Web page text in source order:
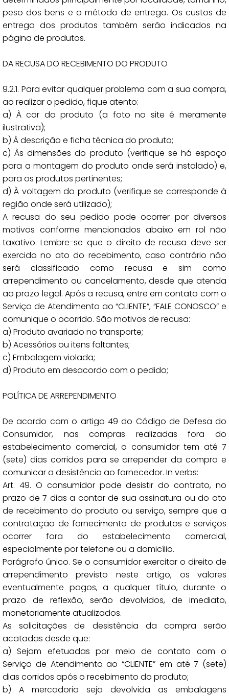
peso dos bens e o método de entrega. Os custos de
entrega dos produtos também serão indicados na
página de produtos.
DA RECUSA DO RECEBIMENTO DO PRODUTO
9.2.1. Para evitar qualquer problema com a sua compra,
ao realizar o pedido, fique atento:
a) À cor do produto (a foto no site é meramente
ilustrativa);
b) À descrição e ficha técnica do produto;
c) Às dimensões do produto (verifique se há espaço
para a montagem do produto onde será instalado) e,
para os produtos pertinentes;
d) À voltagem do produto (verifique se corresponde à
região onde será utilizado);
A recusa do seu pedido pode ocorrer por diversos
motivos conforme mencionados abaixo em rol não
taxativo. Lembre-se que o direito de recusa deve ser
exercido no ato do recebimento, caso contrário não
será classificado como recusa e sim como
arrependimento ou cancelamento, desde que atenda
ao prazo legal. Após a recusa, entre em contato com o
Serviço de Atendimento ao “CLIENTE”, “FALE CONOSCO” e
comunique o ocorrido. São motivos de recusa:
a) Produto avariado no transporte;
b) Acessórios ou itens faltantes;
c) Embalagem violada;
d) Produto em desacordo com o pedido;
POLÍTICA DE ARREPENDIMENTO
De acordo com o artigo 49 do Código de Defesa do
Consumidor, nas compras realizadas fora do
estabelecimento comercial, o consumidor tem até 7
(sete) dias corridos para se arrepender da compra e
comunicar a desistência ao fornecedor. In verbs:
Art. 49. O consumidor pode desistir do contrato, no
prazo de 7 dias a contar de sua assinatura ou do ato
de recebimento do produto ou serviço, sempre que a
contratação de fornecimento de produtos e serviços
ocorrer fora do estabelecimento comercial,
especialmente por telefone ou a domicílio.
Parágrafo único. Se o consumidor exercitar o direito de
arrependimento previsto neste artigo, os valores
eventualmente pagos, a qualquer título, durante o
prazo de reflexão, serão devolvidos, de imediato,
monetariamente atualizados.
As solicitações de desistência da compra serão
acatadas desde que:
a) Sejam efetuadas por meio de contato com o
Serviço de Atendimento ao “CLIENTE” em até 7 (sete)
dias corridos após o recebimento do produto;
b) A mercadoria seja devolvida as embalagens